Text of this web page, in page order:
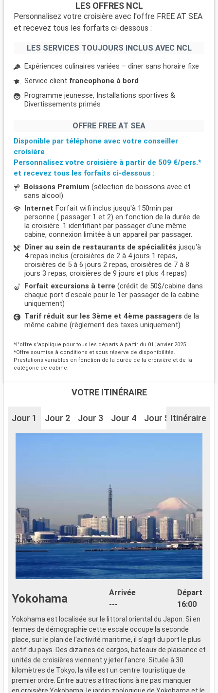
LES OFFRES NCL
Personnalisez votre croisière avec l'offre FREE AT SEA
et recevez tous les forfaits ci-dessous :
LES SERVICES TOUJOURS INCLUS AVEC NCL
Expériences culinaires variées – dîner sans horaire fixe
Service client francophone à bord
Programme jeunesse, Installations sportives &
Divertissements primés
OFFRE FREE AT SEA
Disponible par téléphone avec votre conseiller
croisière
Personnalisez votre croisière à partir de 509 €/pers.*
et recevez tous les forfaits ci-dessous :
Boissons Premium (sélection de boissons avec et
sans alcool)
Internet Forfait wifi inclus jusqu'à 150min par
personne ( passager 1 et 2) en fonction de la durée de
la croisière. 1 identifiant par passager d'une même
cabine, connexion limitée à un appareil par passager.
Dîner au sein de restaurants de spécialités jusqu'à
4 repas inclus (croisières de 2 à 4 jours 1 repas,
croisières de 5 à 6 jours 2 repas, croisières de 7 à 8
jours 3 repas, croisières de 9 jours et plus 4 repas)
Forfait excursions à terre (crédit de 50$/cabine dans
chaque port d'escale pour le 1er passager de la cabine
uniquement)
Tarif réduit sur les 3ème et 4ème passagers de la
même cabine (règlement des taxes uniquement)
*L'offre s'applique pour tous les départs à partir du 01 janvier 2025.
*Offre soumise à conditions et sous réserve de disponibilités.
Prestations variables en fonction de la durée de la croisière et de la
catégorie de cabine.
VOTRE ITINÉRAIRE
Jour 1 Jour 2 Jour 3 Jour 4 Jour 5 Jour 6
Itinéraire
Yokohama
Arrivée
---
Départ
16:00
Yokohama est localisée sur le littoral oriental du Japon. Si en
termes de démographie cette escale occupe la seconde
place, sur le plan de l'activité maritime, il s'agit du port le plus
actif du pays. Des dizaines de cargos, bateaux de plaisance et
unités de croisières viennent y jeter l'ancre. Située à 30
kilomètres de Tokyo, la ville est un centre touristique de
premier ordre. Entre autres attractions à ne pas manquer
en croisière Yokohama, le jardin zoologique de Yokohama et le